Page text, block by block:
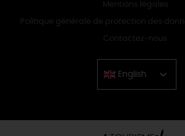
Mentions légales
Politique générale de protection des
Contactez-nous
English
Chinese